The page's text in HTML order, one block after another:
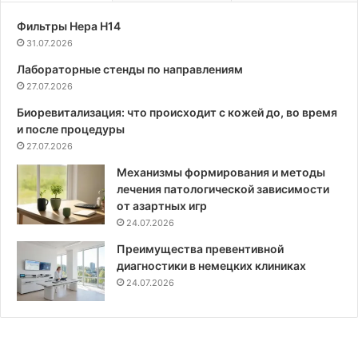
Фильтры Hepa Н14
31.07.2026
Лабораторные стенды по направлениям
27.07.2026
Биоревитализация: что происходит с кожей до, во время
и после процедуры
27.07.2026
Механизмы формирования и методы
лечения патологической зависимости
от азартных игр
24.07.2026
Преимущества превентивной
диагностики в немецких клиниках
24.07.2026